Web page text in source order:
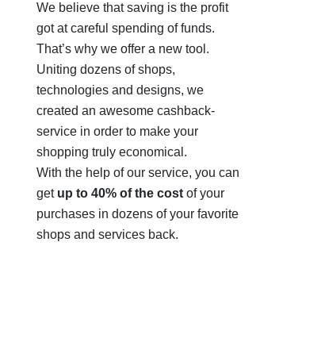
We believe that saving is the profit
got at careful spending of funds.
That’s why we offer a new tool.
Uniting dozens of shops,
technologies and designs, we
created an awesome cashback-
service in order to make your
shopping truly economical.
With the help of our service, you can
get up to 40% of the costof your
purchases in dozens of your favorite
shops and services back.